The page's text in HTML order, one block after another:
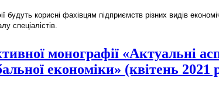
будуть корисні фахівцям підприємств різних видів
спеціалістів.
монографії «Актуальні
економіки» (квітень 2021